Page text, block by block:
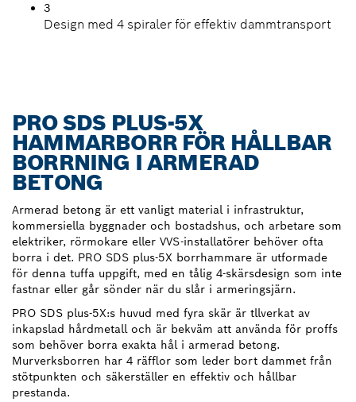
3
Design med 4 spiraler för effektiv dammtransport
PRO SDS PLUS-5X
HAMMARBORR FÖR HÅLLBAR
BORRNING I ARMERAD
BETONG
Armerad betong är ett vanligt material i infrastruktur,
kommersiella byggnader och bostadshus, och arbetare som
elektriker, rörmokare eller VVS-installatörer behöver ofta
borra i det. PRO SDS plus-5X borrhammare är utformade
för denna tuffa uppgift, med en tålig 4-skärsdesign som inte
fastnar eller går sönder när du slår i armeringsjärn.
PRO SDS plus-5X:s huvud med fyra skär är tllverkat av
inkapslad hårdmetall och är bekväm att använda för proffs
som behöver borra exakta hål i armerad betong.
Murverksborren har 4 räfflor som leder bort dammet från
stötpunkten och säkerställer en effektiv och hållbar
prestanda.